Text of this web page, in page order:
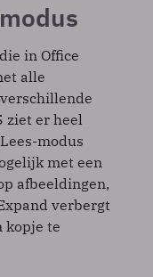
in Office
alle
ziet er heel
modus
met een
afbeeldingen,
verbergt
kopje te